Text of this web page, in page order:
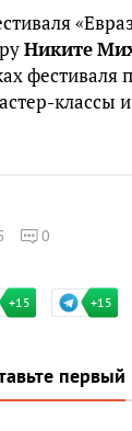
Никите
фестиваля
классы
0
+15 +15
первый